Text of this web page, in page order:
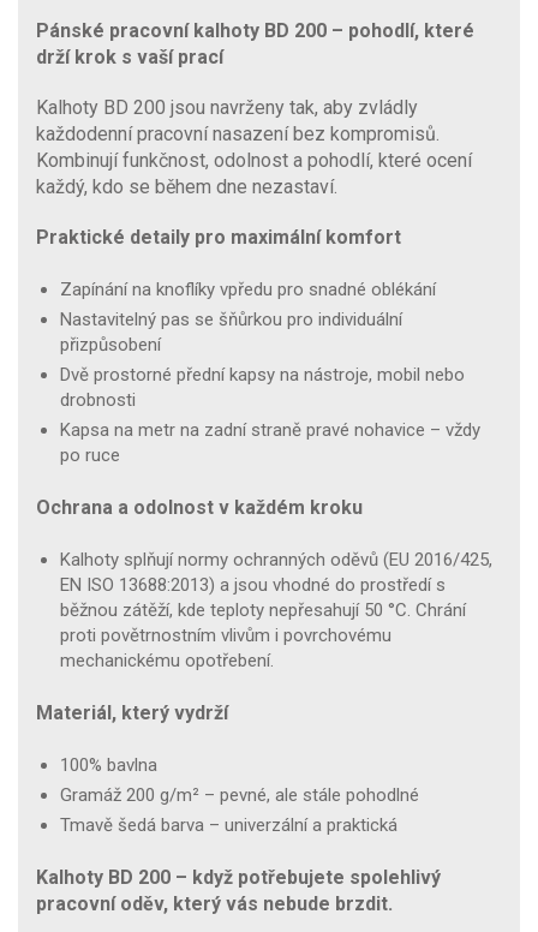
Pánské pracovní kalhoty BD 200 – pohodlí, které
drží krok s vaší prací
Kalhoty BD 200 jsou navrženy tak, aby zvládly
každodenní pracovní nasazení bez kompromisů.
Kombinují funkčnost, odolnost a pohodlí, které ocení
každý, kdo se během dne nezastaví.
Praktické detaily pro maximální komfort
Zapínání na knoflíky vpředu pro snadné oblékání
Nastavitelný pas se šňůrkou pro individuální
přizpůsobení
Dvě prostorné přední kapsy na nástroje, mobil nebo
drobnosti
Kapsa na metr na zadní straně pravé nohavice – vždy
po ruce
Ochrana a odolnost v každém kroku
Kalhoty splňují normy ochranných oděvů (EU 2016/425,
EN ISO 13688:2013) a jsou vhodné do prostředí s
běžnou zátěží, kde teploty nepřesahují 50 °C. Chrání
proti povětrnostním vlivům i povrchovému
mechanickému opotřebení.
Materiál, který vydrží
100% bavlna
Gramáž 200 g/m² – pevné, ale stále pohodlné
Tmavě šedá barva – univerzální a praktická
Kalhoty BD 200 – když potřebujete spolehlivý
pracovní oděv, který vás nebude brzdit.